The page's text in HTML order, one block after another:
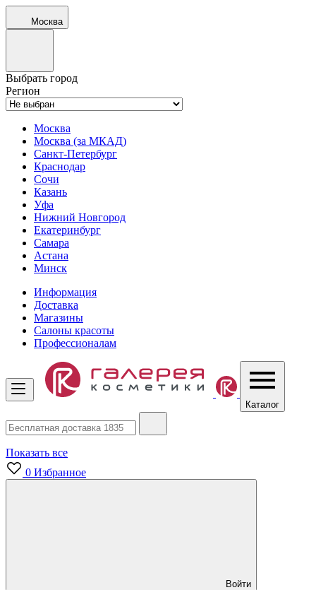
Москва
Выбрать город
Регион
Москва
Москва (за МКАД)
Санкт-Петербург
Краснодар
Сочи
Казань
Уфа
Нижний Новгород
Екатеринбург
Самара
Астана
Минск
Информация
Доставка
Магазины
Салоны красоты
Профессионалам
Каталог
Показать все
0 Избранное
Войти